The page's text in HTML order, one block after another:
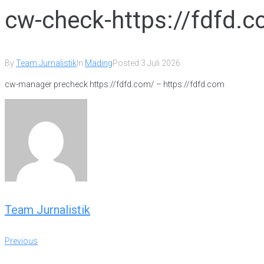
cw-check-https://
ByTeam Jurnalistik In MadingPosted 3 Juli 2026
cw-manager precheck https://fdfd.com/ – https://fdfd.com
Team Jurnalistik
Navigasi
Previous
Previous